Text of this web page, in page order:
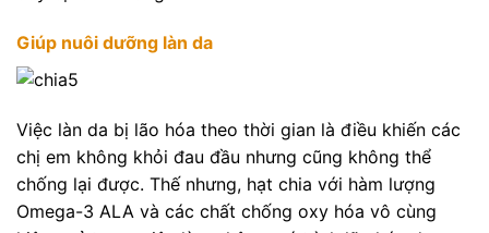
Giúp nuôi dưỡng làn da
Việc làn da bị lão hóa theo thời gian là điều khiến các
chị em không khỏi đau đầu nhưng cũng không thể
chống lại được. Thế nhưng, hạt chia với hàm lượng
Omega-3 ALA và các chất chống oxy hóa vô cùng